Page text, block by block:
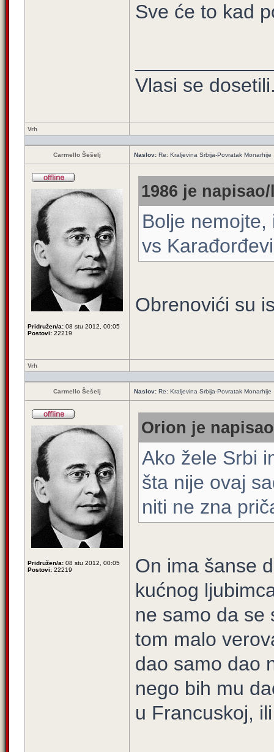
Sve će to kad
Vlasi se
Vrh
Carmello Šešelj Naslov: Re: Kraljevina Srbija-Povratak Monarhije
Pridružen/a: 08 stu 2012, 00:05
Postovi: 22219
1986 je
Bolje
vs
Obrenovići su
Vrh
Carmello Šešelj Naslov: Re: Kraljevina Srbija-Povratak Monarhije
Pridružen/a: 08 stu 2012, 00:05
Postovi: 22219
Orion je
Ako žele Srbi
šta nije ovaj
niti ne zna
On ima šanse
kućnog
ne samo da se
tom malo
dao samo dao
nego bih mu
u Francuskoj,